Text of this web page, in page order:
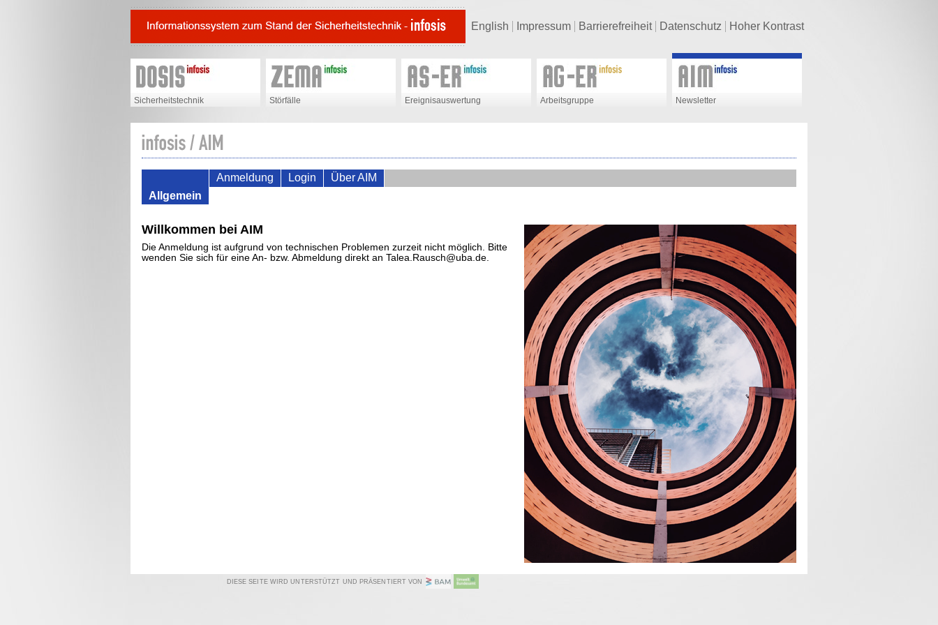
English Impressum Barrierefreiheit Datenschutz Hoher Kontrast
Sicherheitstechnik Störfälle Ereignisauswertung Arbeitsgruppe Newsletter
Allgemein
Anmeldung Login Über AIM
Willkommen bei AIM
Die Anmeldung ist aufgrund von technischen Problemen zurzeit nicht möglich. Bitte
wenden Sie sich für eine An- bzw. Abmeldung direkt an Talea.Rausch@uba.de.
DIESE SEITE WIRD UNTERSTÜTZT UND PRÄSENTIERT VON